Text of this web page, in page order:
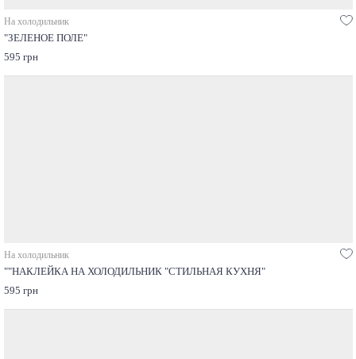
На холодильник
"ЗЕЛЕНОЕ ПОЛЕ"
595 грн
На холодильник
""НАКЛЕЙКА НА ХОЛОДИЛЬНИК "СТИЛЬНАЯ КУХНЯ"
595 грн